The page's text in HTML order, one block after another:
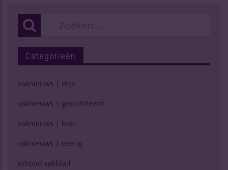
Categorieën
vaknieuws | wijn
vaknieuws | gedistilleerd
vaknieuws | bier
vaknieuws | overig
inhoud vakblad